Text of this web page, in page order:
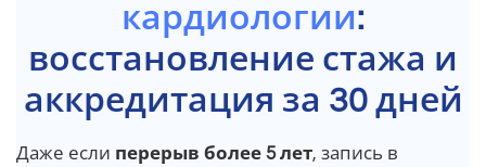
кардиологии:
восстановление стажа и
аккредитация за 30 дней
Даже если перерыв более 5 лет, запись в